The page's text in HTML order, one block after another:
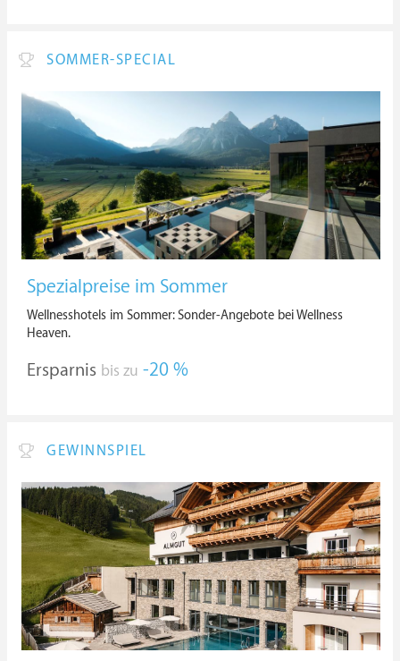
SOMMER-SPECIAL
Spezialpreise im Sommer
Wellnesshotels im Sommer: Sonder-Angebote bei Wellness
Heaven.
Ersparnis bis zu -20 %
GEWINNSPIEL